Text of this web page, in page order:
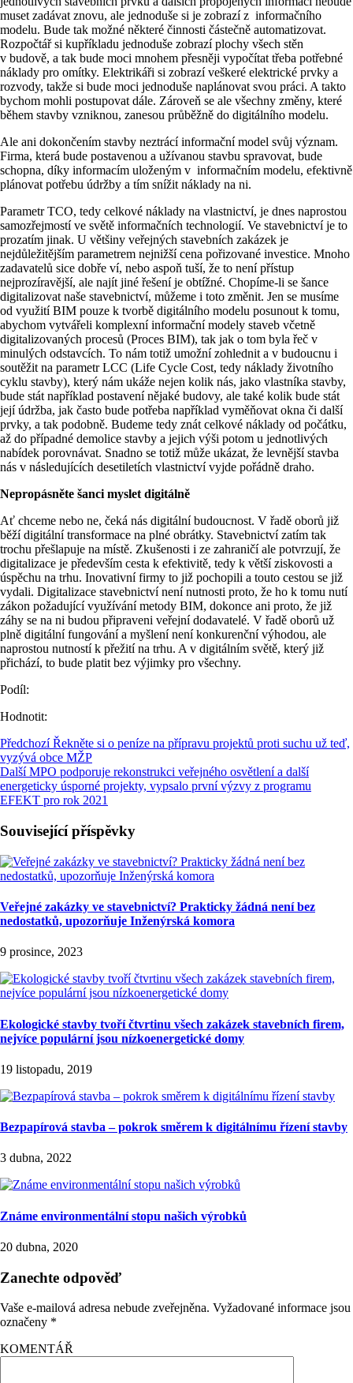
muset zadávat znovu, ale jednoduše si je zobrazí z informačního
modelu. Bude tak možné některé činnosti částečně automatizovat.
Rozpočtář si kupříkladu jednoduše zobrazí plochy všech stěn
v budově, a tak bude moci mnohem přesněji vypočítat třeba potřebné
náklady pro omítky. Elektrikáři si zobrazí veškeré elektrické prvky a
rozvody, takže si bude moci jednoduše naplánovat svou práci. A takto
bychom mohli postupovat dále. Zároveň se ale všechny změny, které
během stavby vzniknou, zanesou průběžně do digitálního modelu.
Ale ani dokončením stavby neztrácí informační model svůj význam.
Firma, která bude postavenou a užívanou stavbu spravovat, bude
schopna, díky informacím uloženým v informačním modelu, efektivně
plánovat potřebu údržby a tím snížit náklady na ni.
Parametr TCO, tedy celkové náklady na vlastnictví, je dnes naprostou
samozřejmostí ve světě informačních technologií. Ve stavebnictví je to
prozatím jinak. U většiny veřejných stavebních zakázek je
nejdůležitějším parametrem nejnižší cena pořizované investice. Mnoho
zadavatelů sice dobře ví, nebo aspoň tuší, že to není přístup
nejprozíravější, ale najít jiné řešení je obtížné. Chopíme-li se šance
digitalizovat naše stavebnictví, můžeme i toto změnit. Jen se musíme
od využití BIM pouze k tvorbě digitálního modelu posunout k tomu,
abychom vytvářeli komplexní informační modely staveb včetně
digitalizovaných procesů (Proces BIM), tak jak o tom byla řeč v
minulých odstavcích. To nám totiž umožní zohlednit a v budoucnu i
soutěžit na parametr LCC (Life Cycle Cost, tedy náklady životního
cyklu stavby), který nám ukáže nejen kolik nás, jako vlastníka stavby,
bude stát například postavení nějaké budovy, ale také kolik bude stát
její údržba, jak často bude potřeba například vyměňovat okna či další
prvky, a tak podobně. Budeme tedy znát celkové náklady od počátku,
až do případné demolice stavby a jejich výši potom u jednotlivých
nabídek porovnávat. Snadno se totiž může ukázat, že levnější stavba
nás v následujících desetiletích vlastnictví vyjde pořádně draho.
Nepropásněte šanci myslet digitálně
Ať chceme nebo ne, čeká nás digitální budoucnost. V řadě oborů již
běží digitální transformace na plné obrátky. Stavebnictví zatím tak
trochu přešlapuje na místě. Zkušenosti i ze zahraničí ale potvrzují, že
digitalizace je především cesta k efektivitě, tedy k větší ziskovosti a
úspěchu na trhu. Inovativní firmy to již pochopili a touto cestou se již
vydali. Digitalizace stavebnictví není nutnosti proto, že ho k tomu nutí
zákon požadující využívání metody BIM, dokonce ani proto, že již
záhy se na ni budou připraveni veřejní dodavatelé. V řadě oborů už
plně digitální fungování a myšlení není konkurenční výhodou, ale
naprostou nutností k přežití na trhu. A v digitálním světě, který již
přichází, to bude platit bez výjimky pro všechny.
Podíl:
Hodnotit:
Předchozí Řekněte si o peníze na přípravu projektů proti suchu už teď,
vyzývá obce MŽP
Další MPO podporuje rekonstrukci veřejného osvětlení a další
energeticky úsporné projekty, vypsalo první výzvy z programu
EFEKT pro rok 2021
Související příspěvky
Veřejné zakázky ve stavebnictví? Prakticky žádná není bez
nedostatků, upozorňuje Inženýrská komora
9 prosince, 2023
Ekologické stavby tvoří čtvrtinu všech zakázek stavebních firem,
nejvíce populární jsou nízkoenergetické domy
19 listopadu, 2019
Bezpapírová stavba – pokrok směrem k digitálnímu řízení stavby
3 dubna, 2022
Známe environmentální stopu našich výrobků
20 dubna, 2020
Zanechte odpověď
Vaše e-mailová adresa nebude zveřejněna. Vyžadované informace jsou
označeny *
KOMENTÁŘ